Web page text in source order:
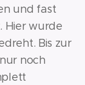
und fast
Hier wurde
Bis zur
noch